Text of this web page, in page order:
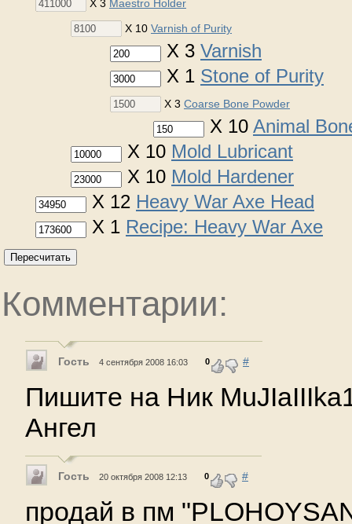
X 3 Maestro Holder
X 10 Varnish of Purity
X 3 Varnish
X 1 Stone of Purity
X 3 Coarse Bone Powder
X 10 Animal
X 10 Mold Lubricant
X 10 Mold Hardener
X 12 Heavy War Axe Head
X 1 Recipe: Heavy War Axe
Пересчитать
Комментарии:
Гость 4 сентября 2008 16:03 0 #
Пишите на Ник
Ангел
Гость 20 октября 2008 12:13 0 #
продай в пм